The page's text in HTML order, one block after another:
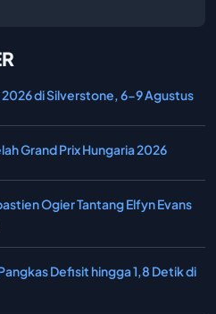
di Silverstone, 6-9 Agustus
Grand Prix Hungaria 2026
Ogier Tantang Elfyn Evans
Defisit hingga 1,8 Detik di